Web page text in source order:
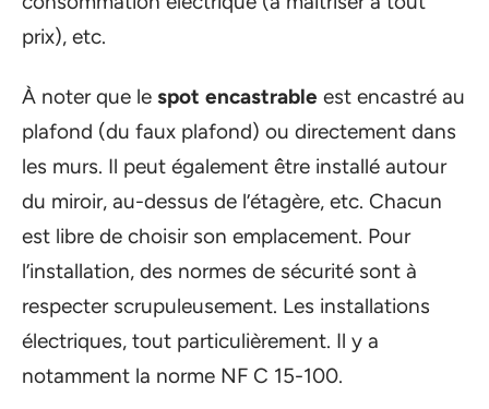
prix), etc.
À noter que le spot encastrable est encastré au
plafond (du faux plafond) ou directement dans
les murs. Il peut également être installé autour
du miroir, au-dessus de l’étagère, etc. Chacun
est libre de choisir son emplacement. Pour
l’installation, des normes de sécurité sont à
respecter scrupuleusement. Les installations
électriques, tout particulièrement. Il y a
notamment la norme NF C 15-100.